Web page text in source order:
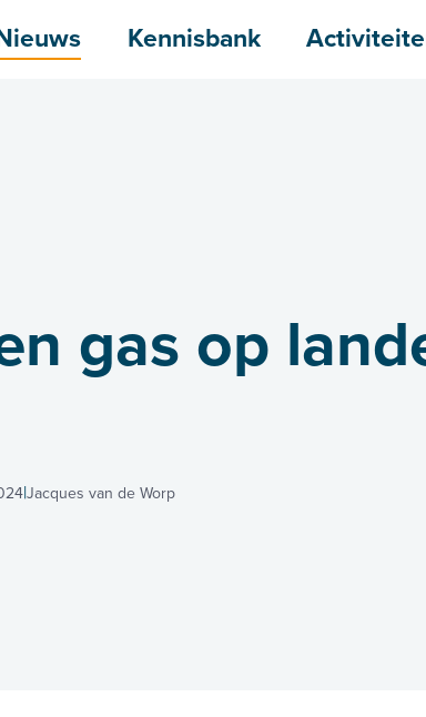
Kennisbank
gas op
Jacques van de Worp